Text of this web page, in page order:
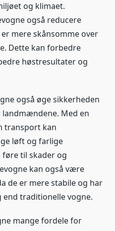
og klimaet.
også reducere
mere skånsomme over
Dette kan forbedre
høstresultater og
også øge sikkerheden
Med en
transport kan
løft og farlige
føre til skader og
kan også være
de er mere stabile og har
traditionelle vogne.
mange fordele for